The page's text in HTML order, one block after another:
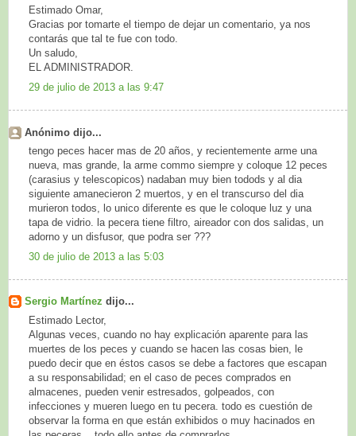
Estimado Omar,
Gracias por tomarte el tiempo de dejar un comentario, ya nos
contarás que tal te fue con todo.
Un saludo,
EL ADMINISTRADOR.
29 de julio de 2013 a las 9:47
Anónimo dijo...
tengo peces hacer mas de 20 años, y recientemente arme una
nueva, mas grande, la arme commo siempre y coloque 12 peces
(carasius y telescopicos) nadaban muy bien todods y al dia
siguiente amanecieron 2 muertos, y en el transcurso del dia
murieron todos, lo unico diferente es que le coloque luz y una
tapa de vidrio. la pecera tiene filtro, aireador con dos salidas, un
adorno y un disfusor, que podra ser ???
30 de julio de 2013 a las 5:03
Sergio Martínez dijo...
Estimado Lector,
Algunas veces, cuando no hay explicación aparente para las
muertes de los peces y cuando se hacen las cosas bien, le
puedo decir que en éstos casos se debe a factores que escapan
a su responsabilidad; en el caso de peces comprados en
almacenes, pueden venir estresados, golpeados, con
infecciones y mueren luego en tu pecera. todo es cuestión de
observar la forma en que están exhibidos o muy hacinados en